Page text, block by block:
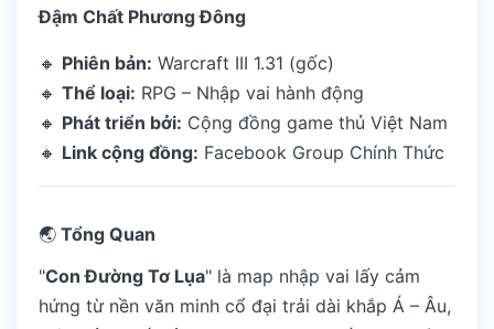
Đậm Chất Phương Đông
🔸 Phiên bản: Warcraft III 1.31 (gốc)
🔸 Thể loại: RPG – Nhập vai hành động
🔸 Phát triển bởi: Cộng đồng game thủ Việt Nam
🔸 Link cộng đồng: Facebook Group Chính Thức
🌏 Tổng Quan
"Con Đường Tơ Lụa" là map nhập vai lấy cảm
hứng từ nền văn minh cổ đại trải dài khắp Á – Âu,